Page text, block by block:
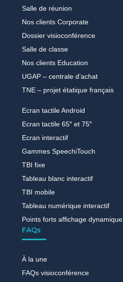
Salle de réunion
Nos clients Corporate
Dossier visioconférence
Salle de classe
Nos clients Education
UGAP – centrale d’achat
TNE – projet étatique français
Ecran tactile Android
Ecran tactile 65″ et 75″
Ecran interactif
Gammes SpeechiTouch
TBI fixe
Tableau blanc interactif
TBI mobile
Tableau numérique interactif
Points forts affichage dynamique
FAQs
À la une
FAQs visioconférence